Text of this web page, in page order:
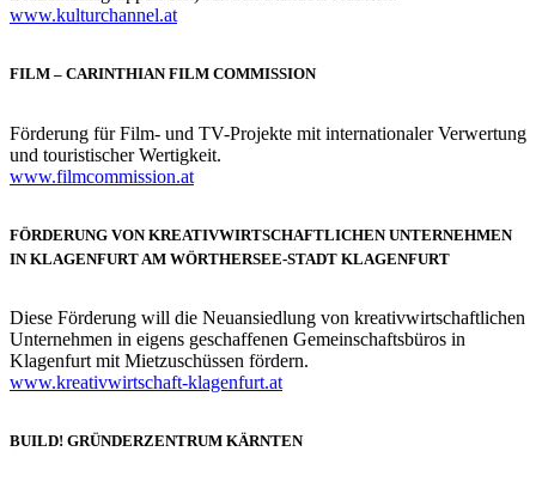
www.kulturchannel.at
FILM – CARINTHIAN FILM COMMISSION
Förderung für Film- und TV-Projekte mit internationaler Verwertung
und touristischer Wertigkeit.
www.filmcommission.at
FÖRDERUNG VON KREATIVWIRTSCHAFTLICHEN UNTERNEHMEN
IN KLAGENFURT AM WÖRTHERSEE-STADT KLAGENFURT
Diese Förderung will die Neuansiedlung von kreativwirtschaftlichen
Unternehmen in eigens geschaffenen Gemeinschaftsbüros in
Klagenfurt mit Mietzuschüssen fördern.
www.kreativwirtschaft-klagenfurt.at
BUILD! GRÜNDERZENTRUM KÄRNTEN